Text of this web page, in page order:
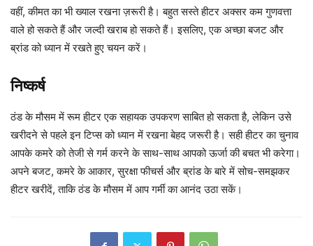
वहीं, कीमत का भी ख्याल रखना ज़रूरी है। बहुत सस्ते हीटर अक्सर कम गुणवत्ता
वाले हो सकते हैं और जल्दी खराब हो सकते हैं। इसलिए, एक अच्छा बजट और
ब्रांड को ध्यान में रखते हुए चयन करें।
निष्कर्ष
ठंड के मौसम में रूम हीटर एक सहायक उपकरण साबित हो सकता है, लेकिन उसे
खरीदने से पहले इन टिप्स को ध्यान में रखना बेहद जरूरी है। सही हीटर का चुनाव
आपके कमरे को तेजी से गर्म करने के साथ-साथ आपको ऊर्जा की बचत भी करेगा।
अपने बजट, कमरे के आकार, सुरक्षा फीचर्स और ब्रांड के बारे में सोच-समझकर
हीटर खरीदें, ताकि ठंड के मौसम में आप गर्मी का आनंद उठा सकें।